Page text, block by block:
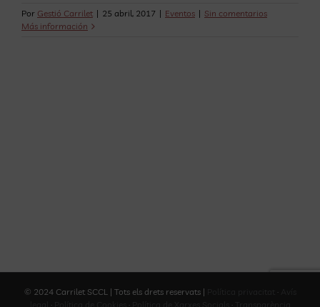
Por Gestió Carrilet | 25 abril, 2017 | Eventos | Sin comentarios
Más información
© 2024 Carrilet SCCL | Tots els drets reservats | ·
· · ·